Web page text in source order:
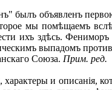
былъ объявленъ
мы помѣщаемъ
ихъ здѣсь. Фениморъ
выпадомъ
Союза. Прим. ред.
и описанія,